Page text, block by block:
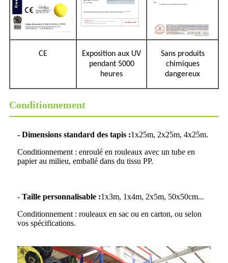
CE
Exposition aux UV
pendant 5000
heures
Sans produits
chimiques
dangereux
Conditionnement
- Dimensions standard des tapis :1x25m, 2x25m, 4x25m.
Conditionnement : enroulé en rouleaux avec un tube en
papier au milieu, emballé dans du tissu PP.
- Taille personnalisable :1x3m, 1x4m, 2x5m, 50x50cm...
Conditionnement : rouleaux en sac ou en carton, ou selon
vos spécifications.